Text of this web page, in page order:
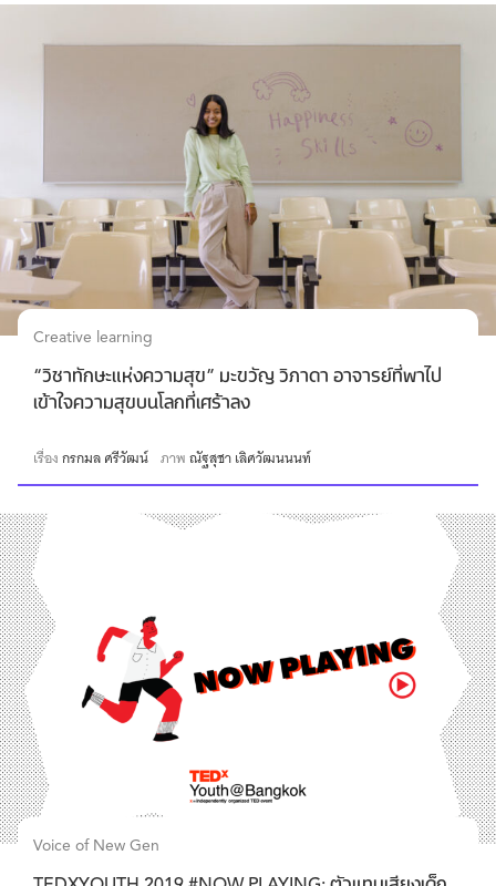
Creative learning
“วิชาทักษะแห่งความสุข” มะขวัญ วิภาดา อาจารย์ที่พาไป
เข้าใจความสุขบนโลกที่เศร้าลง
เรื่องกรกมล ศรีวัฒน์ ภาพณัฐสุชา เลิศวัฒนนนท์
Voice of New Gen